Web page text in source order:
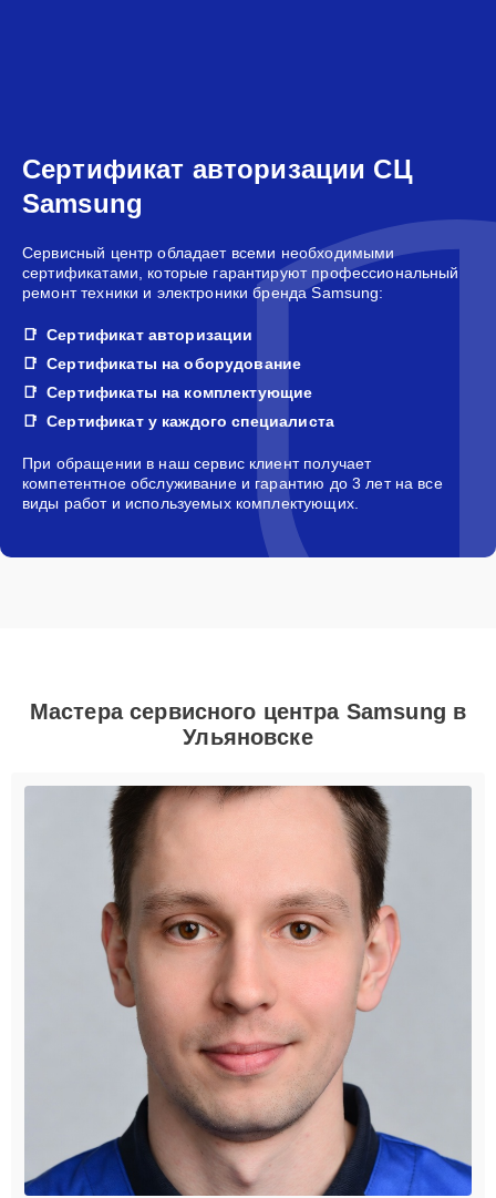
Сертификат авторизации
Сертификаты на оборудование
Сертификаты на комплектующие
Сертификат у каждого специалиста
компетентное обслуживание и гарантию до 3 лет на все
виды работ и используемых комплектующих.
Мастера сервисного центра Samsung в
Ведущий сервис-инженер
Специализация – ремонт телефонов
Дмитрий Сергеевич Петров